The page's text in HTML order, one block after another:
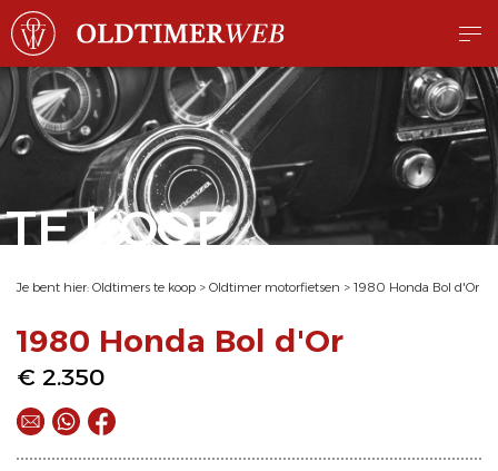
TE KOOP
Je bent hier: Oldtimers te koop > Oldtimer motorfietsen > 1980 Honda Bol d'Or
1980 Honda Bol d'Or
€ 2.350